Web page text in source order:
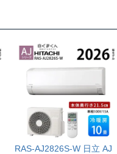
RAS-AJ2826S-W 日立 AJ